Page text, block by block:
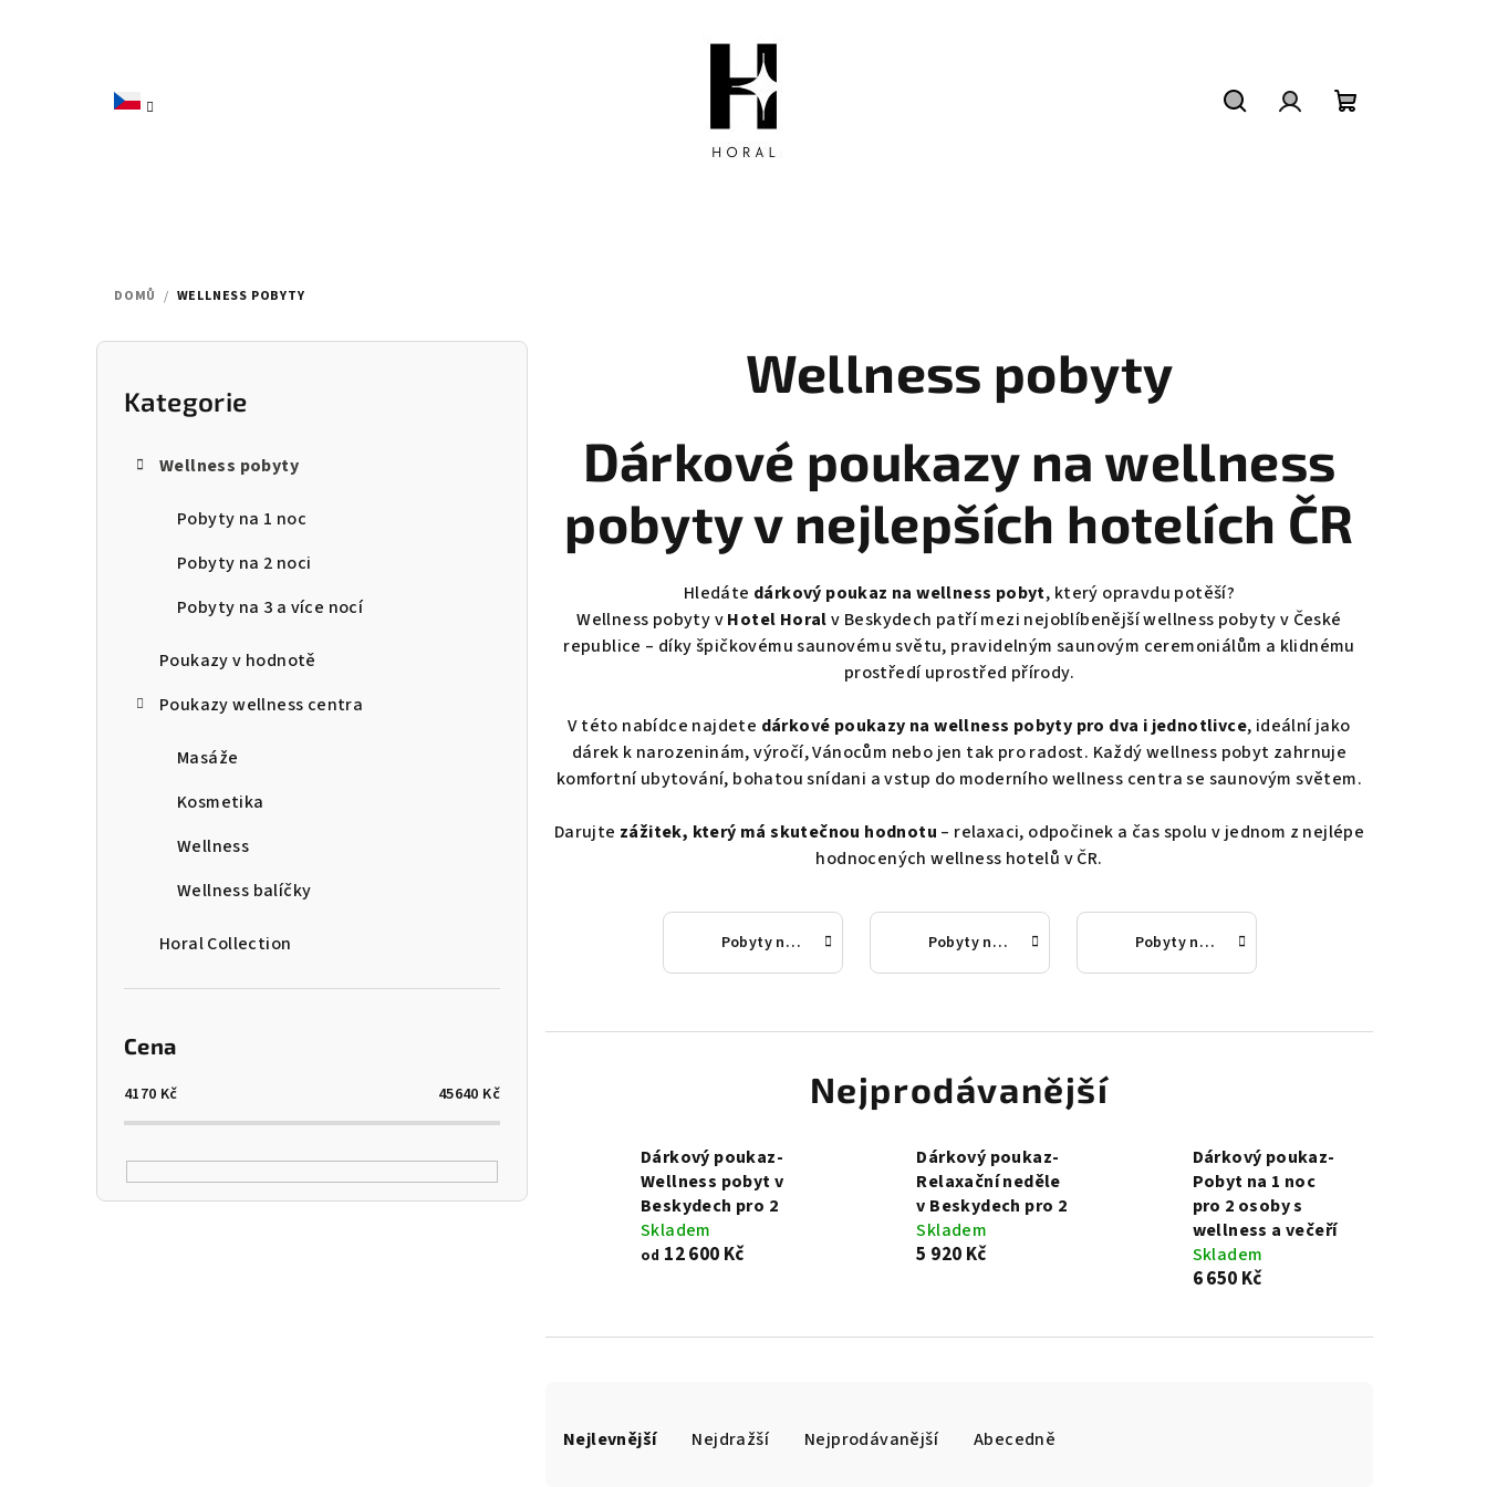
DOMŮ / WELLNESS POBYTY
P
Přeskočit
kategorie
Kategorie
Wellness pobyty
Pobyty na 1 noc
Pobyty na 2 noci
Pobyty na 3 a více nocí
Poukazy v hodnotě
Poukazy wellness centra
Masáže
Kosmetika
Wellness
Wellness balíčky
Horal Collection
Cena
4170 Kč 45640 Kč
Wellness pobyty
Dárkové poukazy na wellness
pobyty v nejlepších hotelích ČR
Hledáte dárkový poukaz na wellness pobyt, který opravdu potěší?
Wellness pobyty vHotel Horalv Beskydech patří mezi nejoblíbenější wellness pobyty v České
republice – díky špičkovému saunovému světu, pravidelným saunovým ceremoniálům a klidnému
prostředí uprostřed přírody.
V této nabídce najdete dárkové poukazy na wellness pobyty pro dva i jednotlivce, ideální jako
dárek k narozeninám, výročí, Vánocům nebo jen tak pro radost. Každý wellness pobyt zahrnuje
komfortní ubytování, bohatou snídani a vstup do moderního wellness centra se saunovým světem.
Darujte zážitek, který má skutečnou hodnotu – relaxaci, odpočinek a čas spolu v jednom z nejlépe
hodnocených wellness hotelů v ČR.
Pobyty na 1 noc Pobyty na 2 noci Pobyty na 3 a více nocí
Nejprodávanější
Dárkový poukaz-
Wellness pobyt v
Beskydech pro 2
Skladem
od 12 600 Kč
Dárkový poukaz-
Relaxační neděle
v Beskydech pro 2
Skladem
5 920 Kč
Dárkový poukaz-
Pobyt na 1 noc
pro 2 osoby s
wellness a večeří
Skladem
6 650 Kč
aNejlevnější Nejdražší Nejprodávanější Abecedně